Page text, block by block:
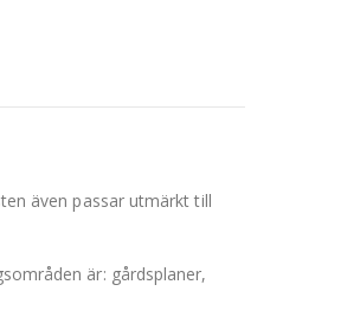
även passar utmärkt till
är: gårdsplaner,